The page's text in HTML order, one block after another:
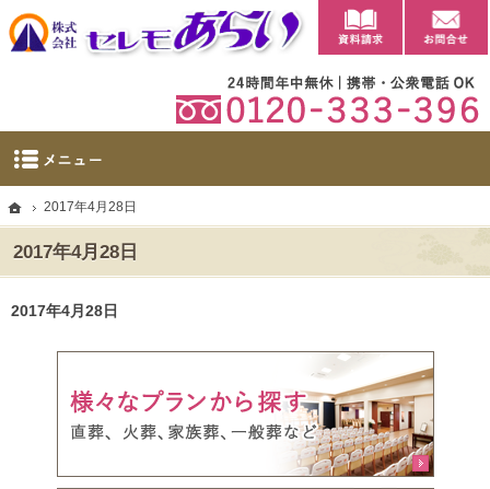
ホーム
2017年4月28日
2017年4月28日
太田市に自社斎場を完備。群馬県太田市・大泉町の葬儀・家族葬・葬祭なら当社へ。
【公式】群馬県太田市・大泉町の葬儀・家族葬・葬祭ならセレモあらい
2017年4月28日
資料請求